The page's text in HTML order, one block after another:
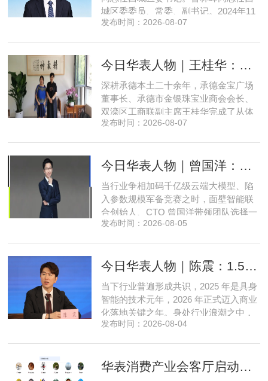
城区委委员、常委、副书记。2024年11
月，郅海杰任北京市西城区委副书记，
记、区长。至此番履新。郅海杰，男，
职研究生，中共党员。曾任北京
发布时间：2026-08-07
今日华表人物｜王桂华：扎根承德守本心，三度跨界深耕本土实业新征程
深耕承德本土二十余年，承德金宝广场
董事长、承德市金银珠宝业商会会长、
双滦区工商联副主席王桂华完成了从体
制内从业者、玉石珠宝创业者，到地产
来，三四线城市创业最忌讳浮躁跟风、
立足本地需求顺势迭代，方能穿
发布时间：2026-08-07
今日华表人物｜曾国洋：弃参数内卷，以知识密度铸就端侧 AI 新未来
当行业争相加码千亿级云端大模型、陷
入参数规模军备竞赛之时，面壁智能联
合创始人、CTO 曾国洋带领团队选择一
条小众赛道：深耕端侧轻量化大模型，
的技术深耕与严谨的工程思维，走出国
布局中，自然流畅的全模态
发布时间：2026-08-05
今日华表人物｜陈震：1.5 亿资金赋能，享刻解锁餐饮机器人规模化
当下行业普遍形成共识，2025 年是具身
智能的技术元年，2026 年正式迈入商业
化落地关键之年。身处行业浪潮之中，
享刻智能创始人、CEO 陈震表示，当前
长久，这也是享刻智能自创立之初便坚
发布时间：2026-08-04
华表消费产业会客厅启动全国省级试点招募，首次线上宣讲会圆满举办